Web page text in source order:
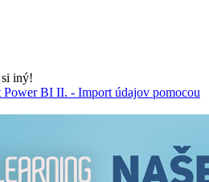
iný!
BI II. - Import údajov pomocou